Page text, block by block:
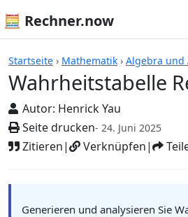
🧮 Rechner.now
Startseite › Mathematik › Algebra und
Wahrheitstabelle
Autor: Henrick Yau
Seite drucken- 24. Juni 2025
Zitieren| Verknüpfen|
Rechner
Generieren und analysieren Sie